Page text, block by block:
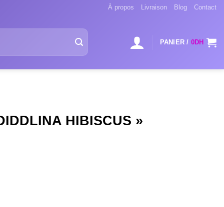
À propos Livraison Blog Contact
PANIER / 0DH
HIBISCUS »